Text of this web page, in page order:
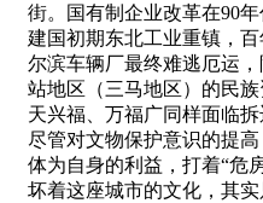
街。国有制企业改革在90
建国初期东北工业重镇，
尔滨车辆厂最终难逃厄运
站地区（三马地区）的民
天兴福、万福广同样面临
尽管对文物保护意识的提
体为自身的利益，打着“危
坏着这座城市的文化，其